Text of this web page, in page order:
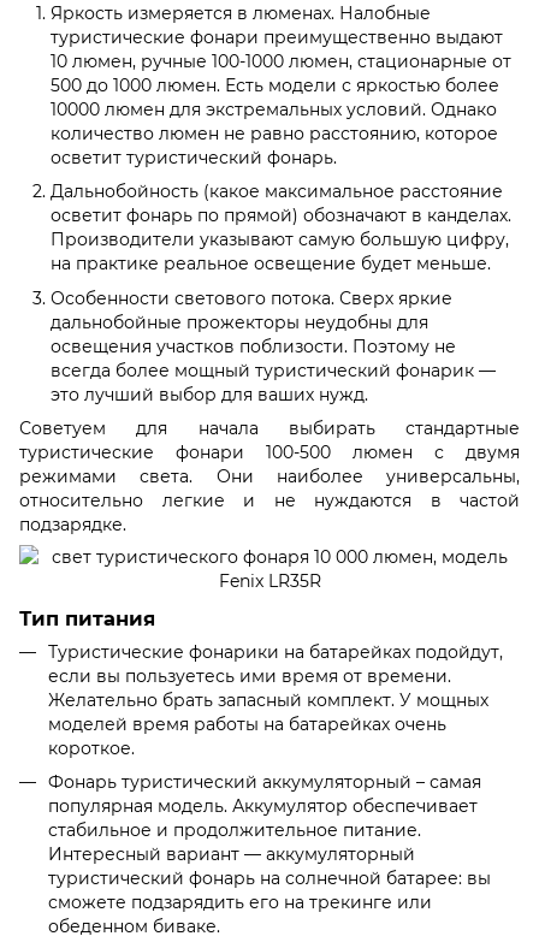
Яркость измеряется в люменах. Налобные
туристические фонари преимущественно выдают
10 люмен, ручные 100-1000 люмен, стационарные от
500 до 1000 люмен. Есть модели с яркостью более
10000 люмен для экстремальных условий. Однако
количество люмен не равно расстоянию, которое
осветит туристический фонарь.
Дальнобойность (какое максимальное расстояние
осветит фонарь по прямой) обозначают в канделах.
Производители указывают самую большую цифру,
на практике реальное освещение будет меньше.
Особенности светового потока. Сверх яркие
дальнобойные прожекторы неудобны для
освещения участков поблизости. Поэтому не
всегда более мощный туристический фонарик —
это лучший выбор для ваших нужд.
Советуем для начала выбирать стандартные
туристические фонари 100-500 люмен с двумя
режимами света. Они наиболее универсальны,
относительно легкие и не нуждаются в частой
подзарядке.
Тип питания
Туристические фонарики на батарейках подойдут,
если вы пользуетесь ими время от времени.
Желательно брать запасный комплект. У мощных
моделей время работы на батарейках очень
короткое.
Фонарь туристический аккумуляторный – самая
популярная модель. Аккумулятор обеспечивает
стабильное и продолжительное питание.
Интересный вариант — аккумуляторный
туристический фонарь на солнечной батарее: вы
сможете подзарядить его на трекинге или
обеденном биваке.